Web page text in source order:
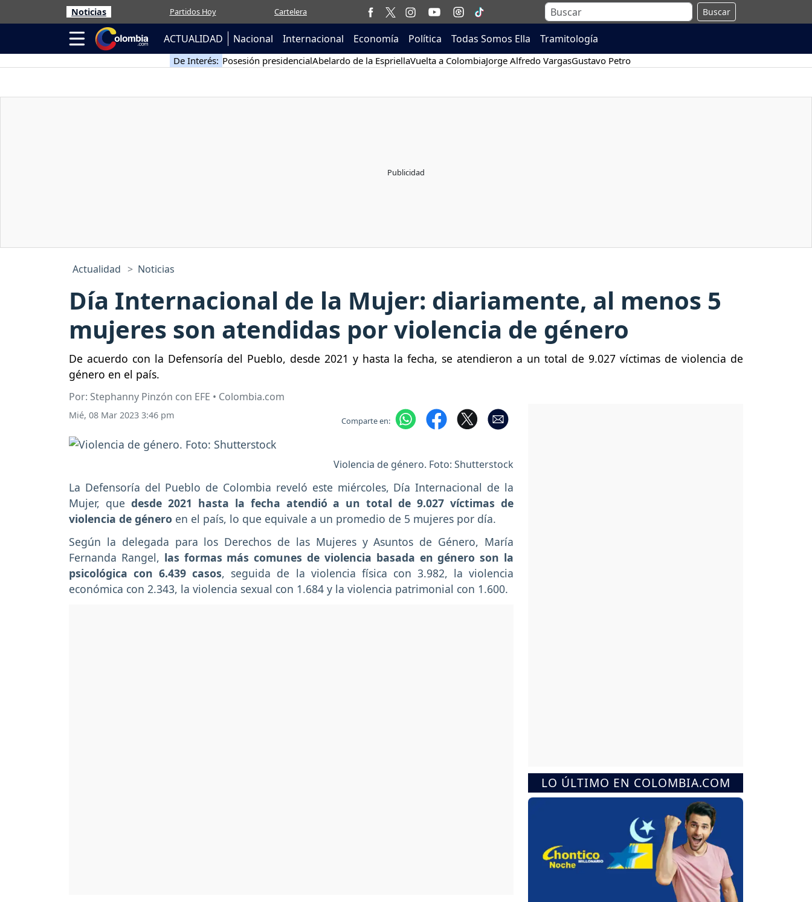
Noticias Partidos Hoy Cartelera Buscar
ACTUALIDAD Nacional Internacional Economía Política Todas Somos Ella Tramitología
De Interés: Posesión presidencialAbelardo de la EspriellaVuelta a ColombiaJorge Alfredo VargasGustavo Petro
Actualidad Noticias
Día Internacional de la Mujer: diariamente, al menos 5
mujeres son atendidas por violencia de género
De acuerdo con la Defensoría del Pueblo, desde 2021 y hasta la fecha, se atendieron a un total de 9.027 víctimas de violencia de
género en el país.
Por: Stephanny Pinzón con EFE • Colombia.com
Mié, 08 Mar 2023 3:46 pm Comparte en:
Violencia de género. Foto: Shutterstock
La Defensoría del Pueblo de Colombia reveló este miércoles, Día Internacional de la
Mujer, que desde 2021 hasta la fecha atendió a un total de 9.027 víctimas de
violencia de género en el país, lo que equivale a un promedio de 5 mujeres por día.
Según la delegada para los Derechos de las Mujeres y Asuntos de Género, María
Fernanda Rangel, las formas más comunes de violencia basada en género son la
psicológica con 6.439 casos, seguida de la violencia física con 3.982, la violencia
económica con 2.343, la violencia sexual con 1.684 y la violencia patrimonial con 1.600.
LO ÚLTIMO EN COLOMBIA.COM